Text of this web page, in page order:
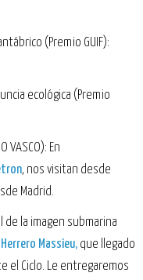
(Premio GUIF):
ecológica (Premio
VASCO): En
, nos visitan desde
Madrid.
la imagen submarina
Herrero Massieu, que llegado
el Ciclo. Le entregaremos